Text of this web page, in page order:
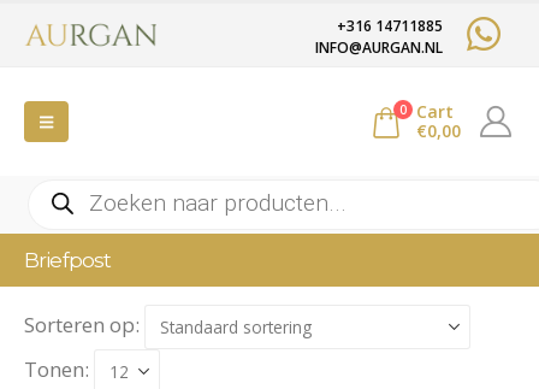
+316 14711885
INFO@AURGAN.NL
0
Cart
€0,00
Producten
zoeken
Briefpost
Sorteren op:
Tonen: